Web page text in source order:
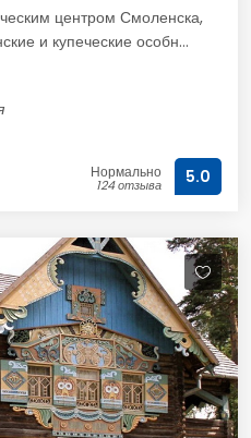
центром Смоленска,
и купеческие особн...
Нормально
124 отзыва 5.0